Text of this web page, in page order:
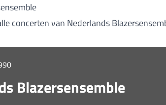
concerten van Nederlands
Blazersensemble